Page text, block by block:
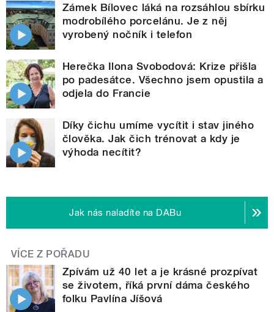
Zámek Bílovec láká na rozsáhlou sbírku
modrobílého porcelánu. Je z něj
vyrobený nočník i telefon
Herečka Ilona Svobodová: Krize přišla
po padesátce. Všechno jsem opustila a
odjela do Francie
Díky čichu umíme vycítit i stav jiného
člověka. Jak čich trénovat a kdy je
výhoda necítit?
Jak nás naladíte na DABu
VÍCE Z POŘADU
Zpívám už 40 let a je krásné prozpívat
se životem, říká první dáma českého
folku Pavlína Jíšová